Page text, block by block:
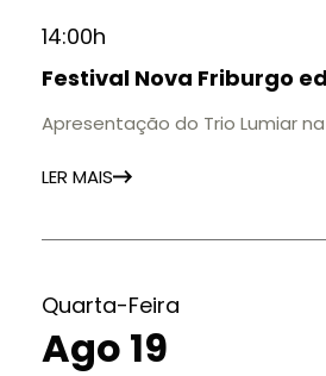
14:00h
Festival Nova Friburgo
Apresentação do Trio Lumiar
LER MAIS
Quarta-Feira
Ago 19